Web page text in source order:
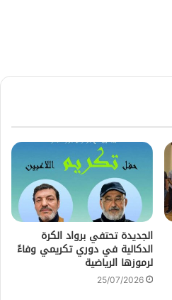
الجديدة تحتفي برواد الكرة
الدكالية في دوري تكريمي وفاءً
لرموزها الرياضية
25/07/2026